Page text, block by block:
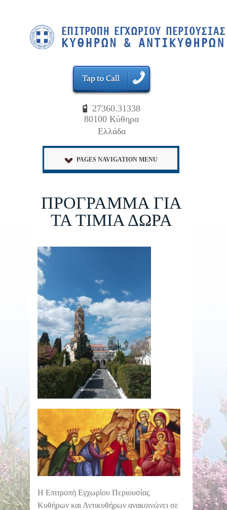
27360.31338
80100 Κύθηρα
Ελλάδα
PAGES NAVIGATION MENU
ΠΡΟΓΡΑΜΜΑ ΓΙΑ
ΤΑ ΤΙΜΙΑ ΔΩΡΑ
Η Επιτροπή Εγχωρίου Περιουσίας
Κυθήρων και Αντικυθήρων ανακοινώνει σε